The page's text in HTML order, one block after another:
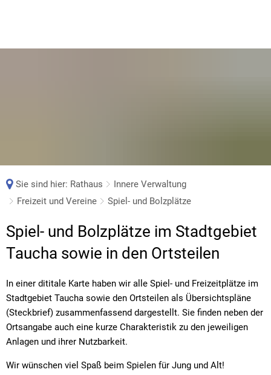
Sie sind hier: Rathaus
Innere Verwaltung
Freizeit und Vereine
Spiel- und Bolzplätze
Spiel-
und
Bolzplätze
Spiel- und Bolzplätze im Stadtgebiet
Taucha sowie in den Ortsteilen
In einer dititale Karte haben wir alle Spiel- und Freizeitplätze im
Stadtgebiet Taucha sowie den Ortsteilen als Übersichtspläne
(Steckbrief) zusammenfassend dargestellt. Sie finden neben der
Ortsangabe auch eine kurze Charakteristik zu den jeweiligen
Anlagen und ihrer Nutzbarkeit.
Wir wünschen viel Spaß beim Spielen für Jung und Alt!